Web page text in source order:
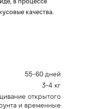
качества.
55-60 дней
3-4 кг
открытого
и временные